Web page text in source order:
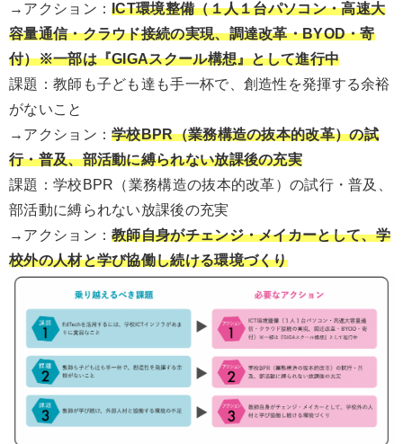
→アクション：ICT環境整備（１人１台パソコン・高速大
容量通信・クラウド接続の実現、調達改革・BYOD・寄
付）※一部は『GIGAスクール構想』として進行中
課題：教師も子ども達も手一杯で、創造性を発揮する余裕
がないこと
→アクション：学校BPR（業務構造の抜本的改革）の試
行・普及、部活動に縛られない放課後の充実
課題：学校BPR（業務構造の抜本的改革）の試行・普及、
部活動に縛られない放課後の充実
→アクション：教師自身がチェンジ・メイカーとして、学
校外の人材と学び協働し続ける環境づくり